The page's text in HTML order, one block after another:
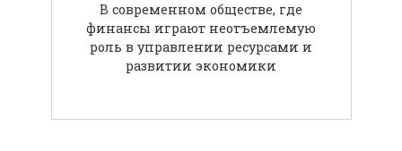
В современном обществе, где
финансы играют неотъемлемую
роль в управлении ресурсами и
развитии экономики